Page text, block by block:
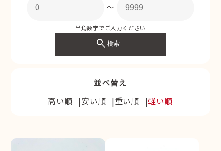
〜
半角数字でご入力ください
search検索
並べ替え
高い順
安い順 重い順 軽い順